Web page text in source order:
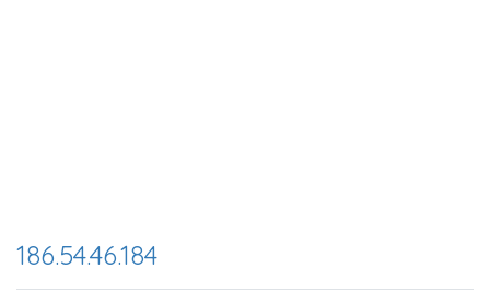
186.54.46.184